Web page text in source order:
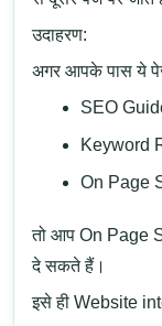
उदाहरण:
अगर आपके पास ये
SEO
Keyword
On Page
तो आप On Page
दे सकते हैं।
इसे ही Website